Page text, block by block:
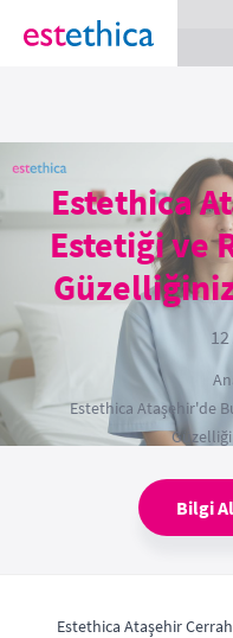
section Service {
Estethica
Estetiği ve
Estethica Ataşehir'de
Bilgi
Estethica Ataşehir